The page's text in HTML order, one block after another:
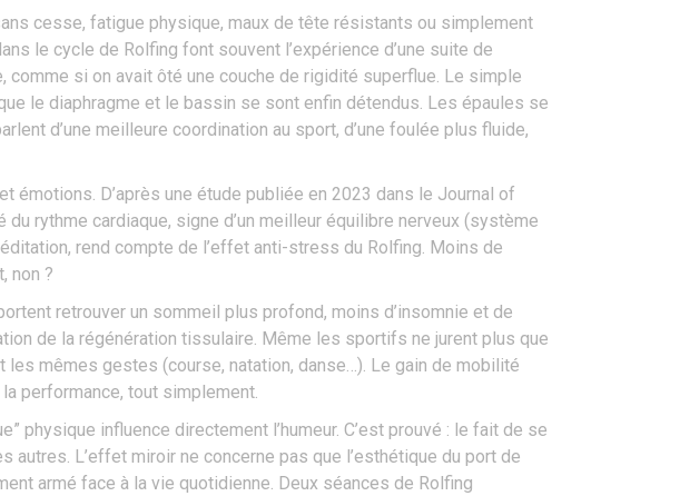
cesse, fatigue physique, maux de tête résistants ou simplement
le cycle de Rolfing font souvent l’expérience d’une suite de
si on avait ôté une couche de rigidité superflue. Le simple
le diaphragme et le bassin se sont enfin détendus. Les épaules se
d’une meilleure coordination au sport, d’une foulée plus fluide,
émotions. D’après une étude publiée en 2023 dans le Journal of
rythme cardiaque, signe d’un meilleur équilibre nerveux (système
rend compte de l’effet anti-stress du Rolfing. Moins de
non ?
retrouver un sommeil plus profond, moins d’insomnie et de
de la régénération tissulaire. Même les sportifs ne jurent plus que
mêmes gestes (course, natation, danse…). Le gain de mobilité
performance, tout simplement.
physique influence directement l’humeur. C’est prouvé : le fait de se
autres. L’effet miroir ne concerne pas que l’esthétique du port de
armé face à la vie quotidienne. Deux séances de Rolfing